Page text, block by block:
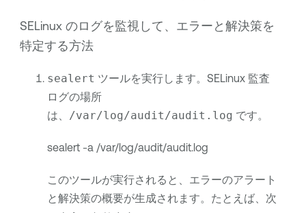
SELinux のログを監視して、エラーと解決策を
特定する方法
sealert ツールを実行します。SELinux 監査
ログの場所
は、 /var/log/audit/audit.log です。
sealert -a /var/log/audit/audit.log
このツールが実行されると、エラーのアラート
と解決策の概要が生成されます。たとえば、次